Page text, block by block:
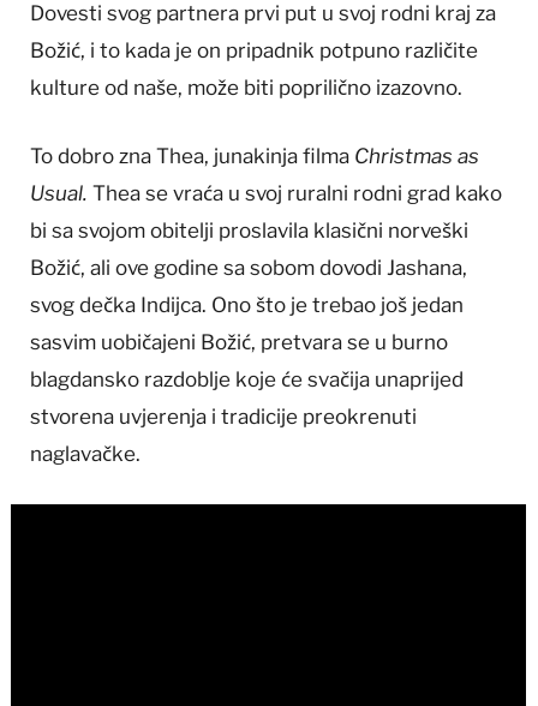
Dovesti svog partnera prvi put u svoj rodni kraj za
Božić, i to kada je on pripadnik potpuno različite
kulture od naše, može biti poprilično izazovno.
To dobro zna Thea, junakinja filma Christmas as
Usual. Thea se vraća u svoj ruralni rodni grad kako
bi sa svojom obitelji proslavila klasični norveški
Božić, ali ove godine sa sobom dovodi Jashana,
svog dečka Indijca. Ono što je trebao još jedan
sasvim uobičajeni Božić, pretvara se u burno
blagdansko razdoblje koje će svačija unaprijed
stvorena uvjerenja i tradicije preokrenuti
naglavačke.